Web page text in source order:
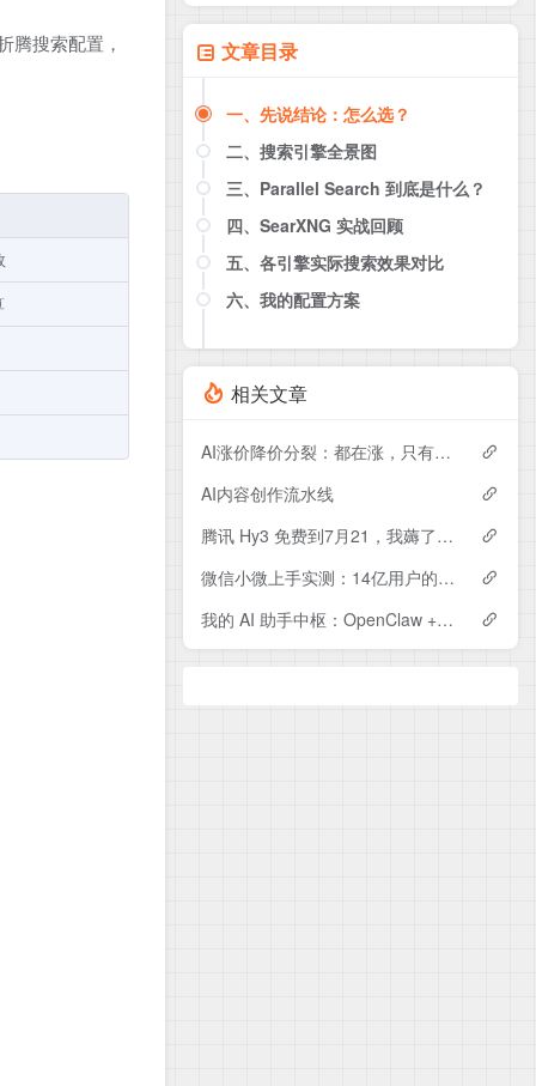
腾搜索配置， 文章目录
一、先说结论：怎么选？
二、搜索引擎全景图
2.1 免配置（零门槛）
2.2 需 API Key
三、Parallel Search 到底是什么？
3.1 免费版 vs 付费版
3.2 Parallel Search 的限制（重点）
四、SearXNG 实战回顾
4.1 部署
4.2 优缺点
五、各引擎实际搜索效果对比
六、我的配置方案
相关文章
AI涨价降价分裂：都在涨，只有 OpenAI 在降
AI内容创作流水线
腾讯 Hy3 免费到7月21，我薅了几天，跟 DeepSeek/Kimi 比完说点真话
微信小微上手实测：14亿用户的微信，终于装上了 AI 大脑
我的 AI 助手中枢：OpenClaw + Hermes + Hindsight 怎么搭起来的